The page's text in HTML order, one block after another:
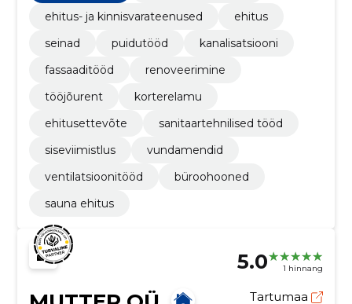
ehitus- ja kinnisvarateenused
ehitus
seinad
puidutööd
kanalisatsiooni
fassaaditööd
renoveerimine
tööjõurent
korterelamu
ehitusettevõte
sanitaartehnilised tööd
siseviimistlus
vundamendid
ventilatsioonitööd
büroohooned
sauna ehitus
5.0 1 hinnang
Tartumaa